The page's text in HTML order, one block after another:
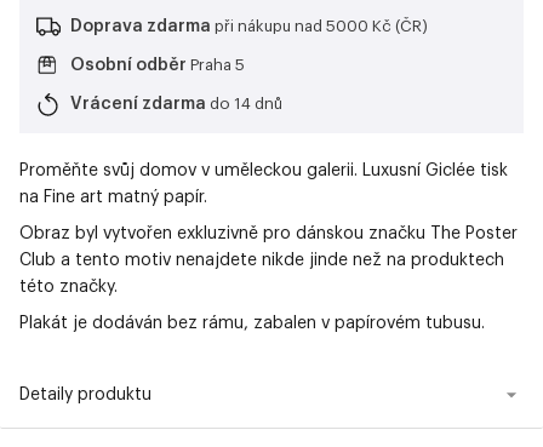
Doprava zdarma při nákupu nad 5000 Kč (ČR)
Osobní odběr Praha 5
Vrácení zdarma do 14 dnů
Proměňte svůj domov v uměleckou galerii. Luxusní Giclée tisk
na Fine art matný papír.
Obraz byl vytvořen exkluzivně pro dánskou značku The Poster
Club a tento motiv nenajdete nikde jinde než na produktech
této značky.
Plakát je dodáván bez rámu, zabalen v papírovém tubusu.
Detaily produktu